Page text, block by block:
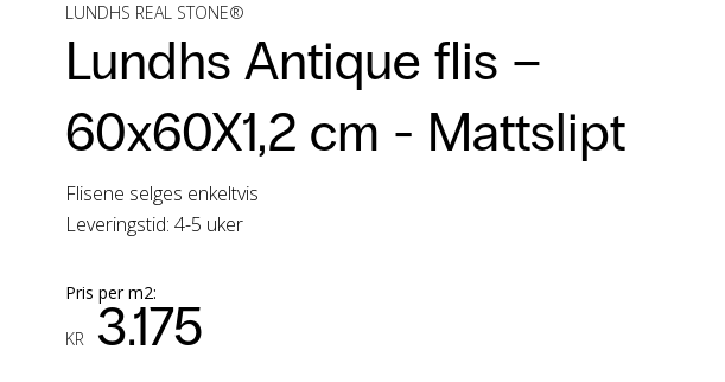
LUNDHS REAL STONE®
Lundhs Antique flis –
60x60X1,2 cm - Mattslipt
Flisene selges enkeltvis
Leveringstid: 4-5 uker
Pris per m2:
KR3.175